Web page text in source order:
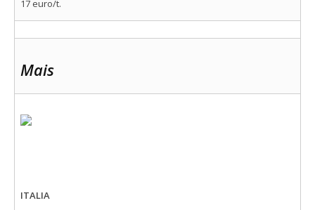
17 euro/t.
Mais
ITALIA